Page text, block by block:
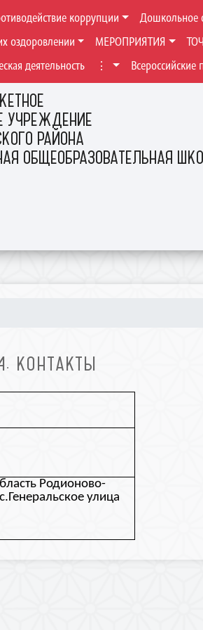
УЧРЕЖДЕНИЕ
РАЙОНА
ОБЩЕОБРАЗОВАТЕЛЬНАЯ
коррупции
Дошкольное
оздоровлении МЕРОПРИЯТИЯ
деятельность ⋮
КОНТАКТЫ
Родионово-
улица